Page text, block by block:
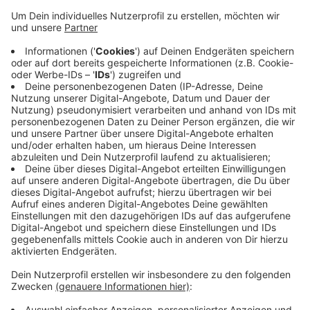
Anzeige
Die Reform sieht vor, dass verschiedene Eingriffe nur
noch in bestimmten Krankenhäusern durchgeführt
werden. In anderen Kliniken müssten die Stationen
dann schließen. Auf RBRS-Anfrage teilten die
Krankenhäuser in der Region mit, dass sie die
Krankenhausreform begrüßen. Alle Häuser dürften die
meisten Eingriffe auch weiterhin durchführen, bei
speziellen Leistungen gebe es dann Kooperationen
mit den anderen Kliniken.
Anzeige